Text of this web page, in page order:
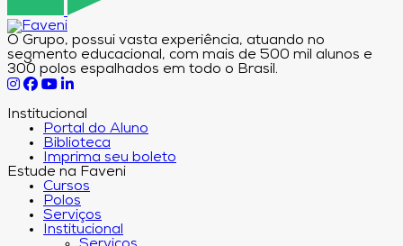
O Grupo, possui vasta experiência, atuando no
segmento educacional, com mais de 500 mil alunos e
300 polos espalhados em todo o Brasil.
Institucional
Portal do Aluno
Biblioteca
Imprima seu boleto
Estude na Faveni
Cursos
Polos
Serviços
Institucional